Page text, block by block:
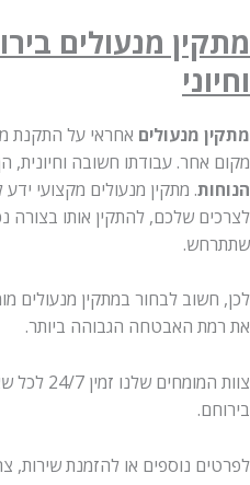
מנעולים
מנעוליםאחראי על התקנת
עבודתו חשובה וחיונית, הן
. מתקין מנעולים מקצועי ידע
שלכם, להתקין אותו בצורה
לבחור במתקין מנעולים מומלץ
האבטחה הגבוהה ביותר.
צוות המומחים שלנו
נוספים או להזמנת שירות, צרו